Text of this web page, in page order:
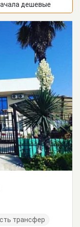
Сначала дешевые
трансфер